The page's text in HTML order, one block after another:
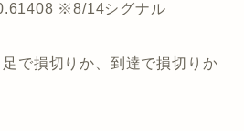
※8/14シグナル
で損切りか、到達で損切りか